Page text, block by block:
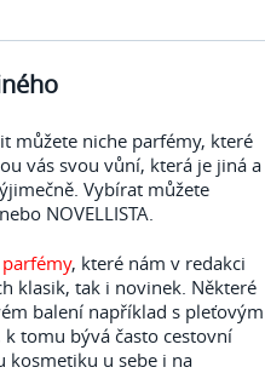
můžete niche parfémy, které
vás svou vůní, která je jiná a
Vybírat můžete
NOVELLISTA.
parfémy, které nám v redakci
klasik, tak i novinek. Některé
balení například s pleťovým
tomu bývá často cestovní
kosmetiku u sebe i na